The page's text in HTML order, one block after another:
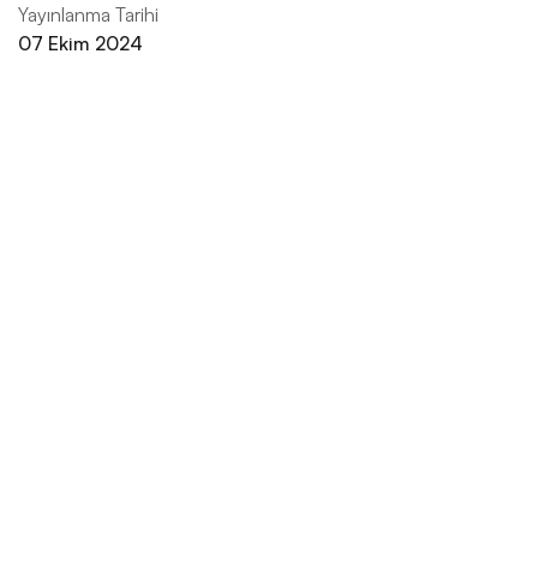
Yayınlanma Tarihi
07 Ekim 2024